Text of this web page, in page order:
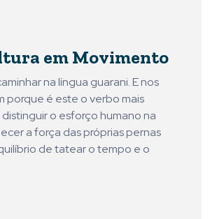
em Movimento
na língua guarani. E nos
porque é este o verbo mais
o esforço humano na
a força das próprias pernas
de tatear o tempo e o